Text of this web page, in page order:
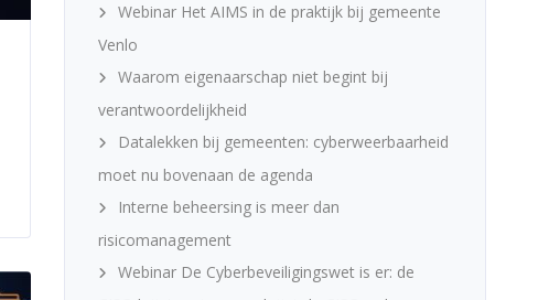
Webinar Het AIMS in de praktijk bij gemeente
Venlo
Waarom eigenaarschap niet begint bij
verantwoordelijkheid
Datalekken bij gemeenten: cyberweerbaarheid
moet nu bovenaan de agenda
Interne beheersing is meer dan
risicomanagement
Webinar De Cyberbeveiligingswet is er: de